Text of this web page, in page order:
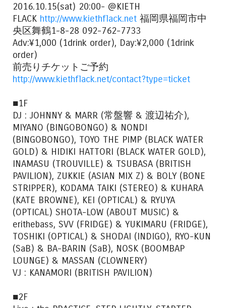
2016.10.15(sat) 20:00- @KIETH
FLACK http://www.kiethflack.net 福岡県福岡市中
央区舞鶴1-8-28 092-762-7733
Adv:¥1,000 (1drink order), Day:¥2,000 (1drink
order)
前売りチケットご予約
http://www.kiethflack.net/contact?type=ticket
■1F
DJ : JOHNNY & MARR (常盤響 & 渡辺祐介),
MIYANO (BINGOBONGO) & NONDI
(BINGOBONGO), TOYO THE PIMP (BLACK WATER
GOLD) & HIDIKI HATTORI (BLACK WATER GOLD),
INAMASU (TROUVILLE) & TSUBASA (BRITISH
PAVILION), ZUKKIE (ASIAN MIX Z) & BOLY (BONE
STRIPPER), KODAMA TAIKI (STEREO) & KUHARA
(KATE BROWNE), KEI (OPTICAL) & RYUYA
(OPTICAL) SHOTA-LOW (ABOUT MUSIC) &
erithebass, SVV (FRIDGE) & YUKIMARU (FRIDGE),
TOSHIKI (OPTICAL) & SHODAI (INDIGO), RYO-KUN
(SaB) & BA-BARIN (SaB), NOSK (BOOMBAP
LOUNGE) & MASSAN (CLOWNERY)
VJ : KANAMORI (BRITISH PAVILION)
■2F